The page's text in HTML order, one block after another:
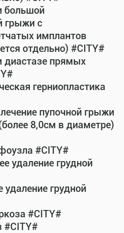
большой
грыжи с
имплантов
отдельно) #CITY#
диастазе прямых
герниопластика
пупочной грыжи
8,0см в диаметре)
#CITY#
удаление грудной
удаление грудной
#CITY#
#CITY#